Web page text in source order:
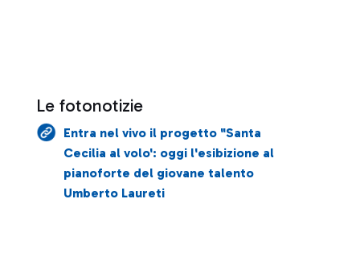
Le fotonotizie
Entra nel vivo il progetto "Santa
Cecilia al volo': oggi l'esibizione al
pianoforte del giovane talento
Umberto Laureti